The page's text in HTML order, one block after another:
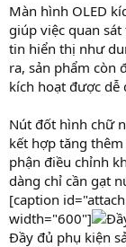
Màn hình OLED
giúp việc quan
tin hiển thị như
ra, sản phẩm còn
kích hoạt được dễ
Nút đốt hình chữ
kết hợp tăng
phận điều chỉnh
dàng chỉ cần gạt
[caption
width="600"]
Đầy đủ phụ kiện